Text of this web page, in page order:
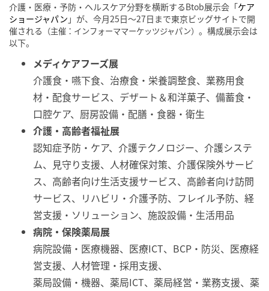
介護・医療・予防・ヘルスケア分野を横断するBtob展示会「ケア
ショージャパン 」が、今月25日～27日まで東京ビッグサイトで開
催される （主催：インフォーママーケッツジャパン） 。構成展示会は
以下。
メディケアフーズ展
介護食・嚥下食、治療食・栄養調整食、業務用食
材・配食サービス、デザート＆和洋菓子、備蓄食・
口腔ケア、厨房設備・配膳・食器・衛生
介護・高齢者福祉展
認知症予防・ケア、介護テクノロジー、介護システ
ム、見守り支援、人材確保対策、介護保険外サービ
ス、高齢者向け生活支援サービス、高齢者向け訪問
サービス、リハビリ・介護予防、フレイル予防、経
営支援・ソリューション、施設設備・生活用品
病院・保険薬局展
病院設備・医療機器、医療ICT、BCP・防災、医療経
営支援、人材管理・採用支援、
薬局設備・機器、薬局ICT、薬局経営・業務支援、薬